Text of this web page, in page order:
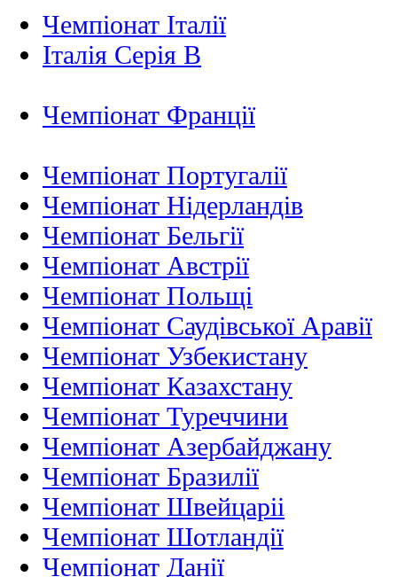
Чемпіонат Італії
Італія Серія B
Чемпіонат Франції
Чемпіонат Португалії
Чемпіонат Нідерландiв
Чемпіонат Бельгії
Чемпіонат Австрії
Чемпіонат Польщі
Чемпіонат Саудівської Аравії
Чемпіонат Узбекистану
Чемпіонат Казахстану
Чемпіонат Туреччини
Чемпіонат Азербайджану
Чемпіонат Бразилії
Чемпіонат Швейцаріі
Чемпіонат Шотландії
Чемпіонат Данії